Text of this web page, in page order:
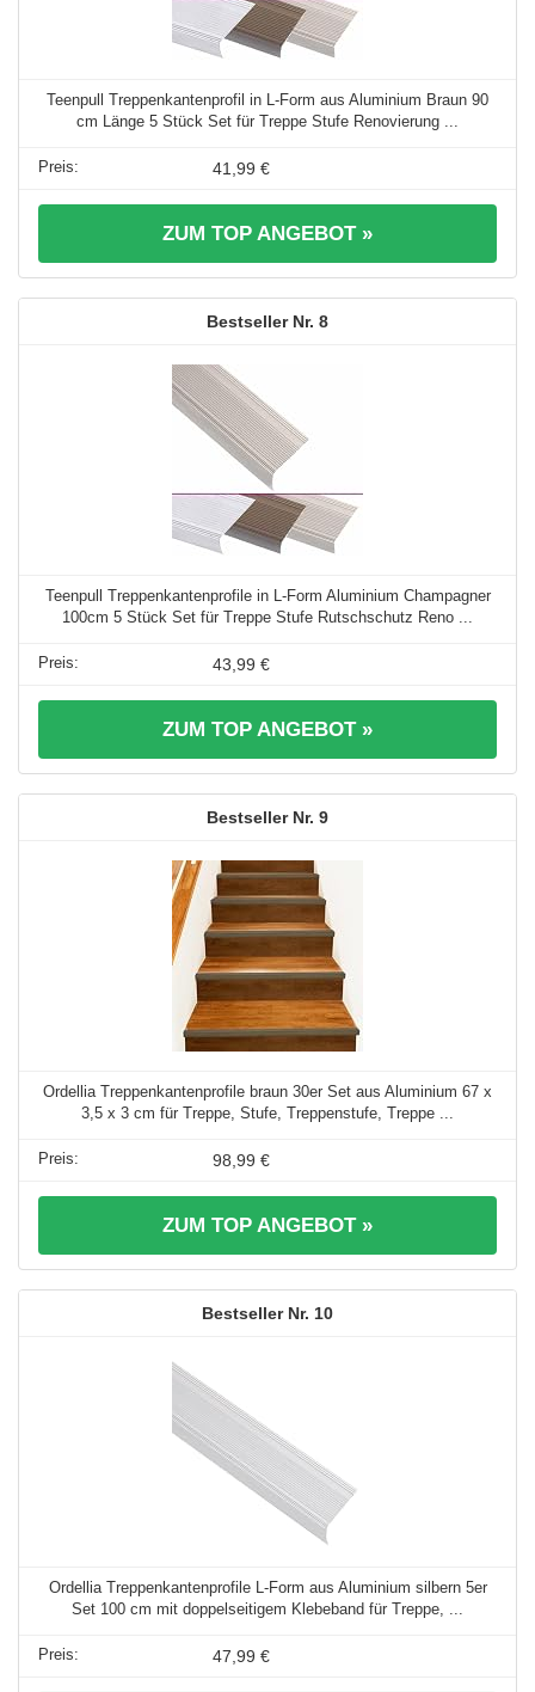
Teenpull Treppenkantenprofil in L-Form aus Aluminium Braun 90
cm Länge 5 Stück Set für Treppe Stufe Renovierung ...
41,99 €
ZUM TOP ANGEBOT »
8
Teenpull Treppenkantenprofile in L-Form Aluminium Champagner
100cm 5 Stück Set für Treppe Stufe Rutschschutz Reno ...
43,99 €
ZUM TOP ANGEBOT »
9
Ordellia Treppenkantenprofile braun 30er Set aus Aluminium 67 x
3,5 x 3 cm für Treppe, Stufe, Treppenstufe, Treppe ...
98,99 €
ZUM TOP ANGEBOT »
10
Ordellia Treppenkantenprofile L-Form aus Aluminium silbern 5er
Set 100 cm mit doppelseitigem Klebeband für Treppe, ...
47,99 €